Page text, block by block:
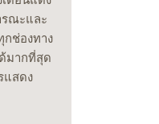
รณะและ
กช่องทาง
มากที่สุด
แสดง